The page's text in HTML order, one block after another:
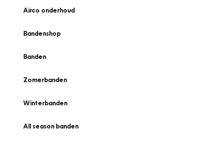
Airco onderhoud
Bandenshop
Banden
Zomerbanden
Winterbanden
All season banden